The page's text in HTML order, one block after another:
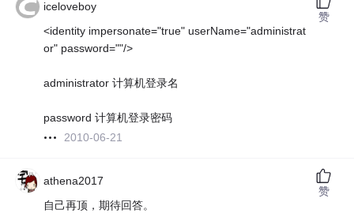
iceloveboy
<identity impersonate="true" userName="administrat
or" password=""/>
administrator 计算机登录名
password 计算机登录密码
2010-06-21
赞
athena2017
自己再顶，期待回答。
赞